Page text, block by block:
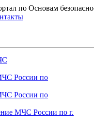
по Основам
России по
России по
МЧС России по г.